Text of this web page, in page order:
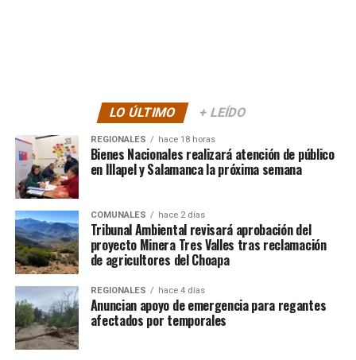
LO ÚLTIMO + LEÍDO
REGIONALES hace 18 horas
Bienes Nacionales realizará atención de público
en Illapel y Salamanca la próxima semana
COMUNALES hace 2 días
Tribunal Ambiental revisará aprobación del
proyecto Minera Tres Valles tras reclamación
de agricultores del Choapa
REGIONALES hace 4 días
Anuncian apoyo de emergencia para regantes
afectados por temporales